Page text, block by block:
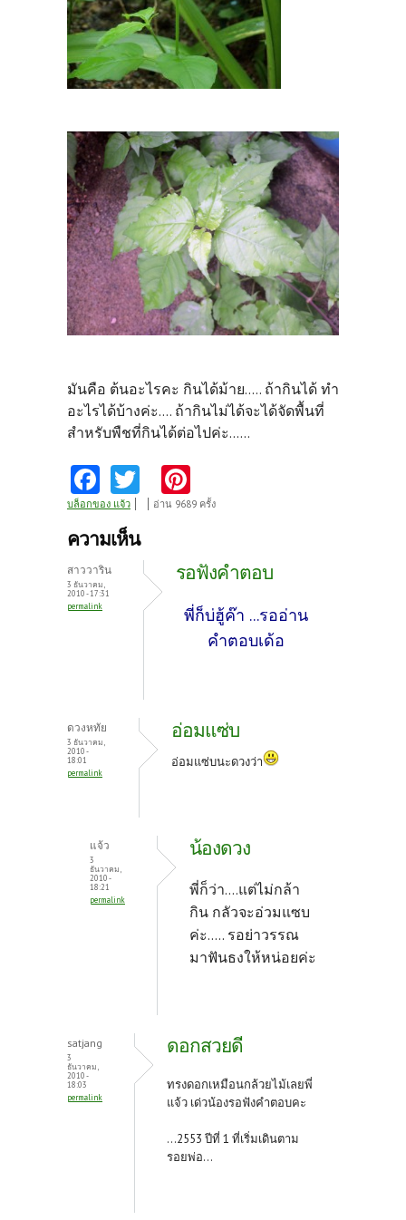
มันคือ ต้นอะไรคะ กินได้ม้าย..... ถ้ากินได้ ทำ
อะไรได้บ้างค่ะ.... ถ้ากินไม่ได้จะได้จัดพื้นที่
สำหรับพืชที่กินได้ต่อไปค่ะ......
Fa
ce
b
o
o
k
w
itt
er
nt
es
t
บล็อกของ แจ้ว อ่าน 9689 ครั้ง
ความเห็น
สาววาริน
3 ธันวาคม,
2010 - 17:31
permalink
รอฟังคำตอบ
พี่ก็บ่ฮู้ค๊า ...รออ่าน
คำตอบเด้อ
ดวงหทัย
3 ธันวาคม,
2010 -
18:01
permalink
อ่อมแซ่บ
อ่อมแซ่บนะดวงว่า
แจ้ว
3
ธันวาคม,
2010 -
18:21
permalink
น้องดวง
พี่ก็ว่า....แต่ไม่กล้า
กิน กลัวจะอ่วมแซบ
ค่ะ..... รอย่าวรรณ
มาฟันธงให้หน่อยค่ะ
satjang
3
ธันวาคม,
2010 -
18:03
permalink
ดอกสวยดี
ทรงดอกเหมือนกล้วยไม้เลยพี่
แจ้ว เด่วน้องรอฟังคำตอบคะ
...2553 ปีที่ 1 ที่เริ่มเดินตาม
รอยพ่อ...